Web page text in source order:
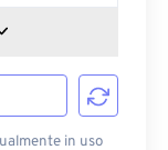
in uso